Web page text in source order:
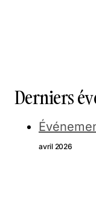
Derniers
avril 2026